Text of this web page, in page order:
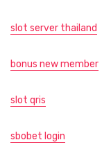
slot server thailand
bonus new member
slot qris
sbobet login